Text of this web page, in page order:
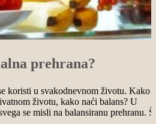
prehrana?
koristi u svakodnevnom životu. Kako
životu, kako naći balans? U
se misli na balansiranu prehranu.